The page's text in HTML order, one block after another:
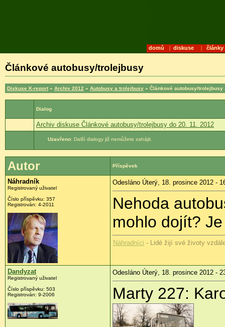
domů | diskuse | články
Článkové autobusy/trolejbusy
Diskuse K-report » Archiv 2012 » Autobusy a trolejbusy » Článkové autobusy/trolejbusy
Dialog
Archiv diskuse Článkové autobusy/trolejbusy do 20. 11. 2012
Uzavřeno: Další dialogy již nemůžete zahájit.
Autor Příspěvek
Náhradník
Registrovaný uživatel
Číslo příspěvku: 357
Registrován: 4-2011
Odesláno Úterý, 18. prosince 2012 -
Nehoda
mohlo dojít?
Náhradníci - Lidé žijí své životy
Dandyzat
Registrovaný uživatel
Číslo příspěvku: 503
Registrován: 9-2006
Odesláno Úterý, 18. prosince 2012 -
Marty 227: